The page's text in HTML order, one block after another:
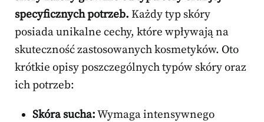
specyficznych potrzeb. Każdy typ skóry
posiada unikalne cechy, które wpływają na
skuteczność zastosowanych kosmetyków. Oto
krótkie opisy poszczególnych typów skóry oraz
ich potrzeb:
Skóra sucha:Wymaga intensywnego